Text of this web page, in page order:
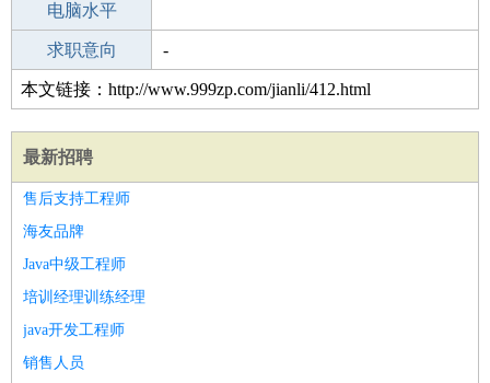
微信号码
电脑水平
外语水平
求职意向 -
本文链接：http://www.999zp.com/jianli/412.html
最新招聘
售后支持工程师
海友品牌
Java中级工程师
培训经理训练经理
java开发工程师
销售人员